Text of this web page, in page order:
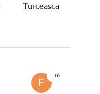
Turceasca
F
16